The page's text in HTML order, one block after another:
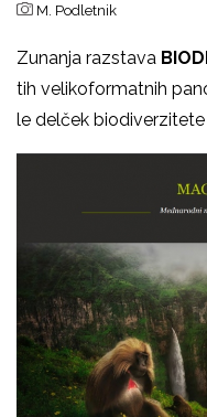
M. Podletnik
Zunanja razstava
tih velikoformatnih
le delček biodiverzitete